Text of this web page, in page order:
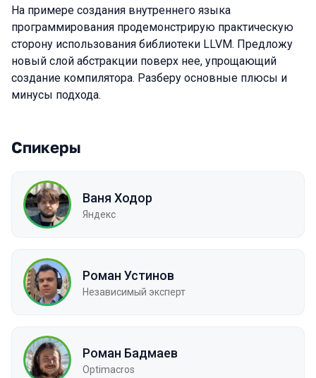
На примере создания внутреннего языка
программирования продемонстрирую практическую
сторону использования библиотеки LLVM. Предложу
новый слой абстракции поверх нее, упрощающий
создание компилятора. Разберу основные плюсы и
минусы подхода.
Спикеры
Ваня Ходор
Яндекс
Роман Устинов
Независимый эксперт
Роман Бадмаев
Optimacros